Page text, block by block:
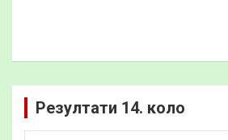
Резултати 14. коло